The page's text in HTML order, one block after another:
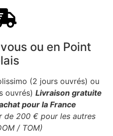
ou en Point
(2 jours ouvrés) ou
ouvrés) Livraison gratuite
pour la France
de 200 € pour les autres
/ TOM)